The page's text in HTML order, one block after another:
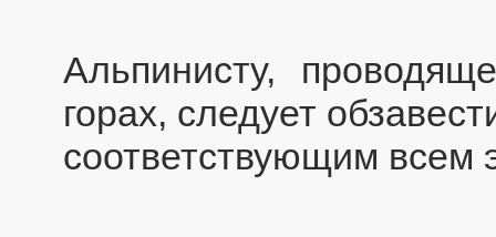
Альпинисту,
горах, следует
соответствующим всем